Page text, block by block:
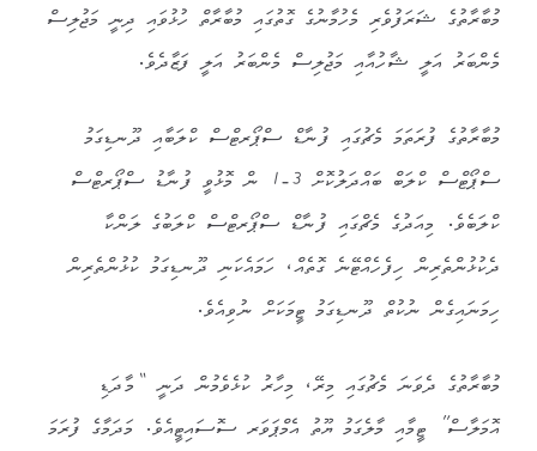
މުބާރާތުގެ ޝަރަފުވެރި މެހުމާނުގެ ގޮތުގައި މުބާރާތް ހުޅުވައި ދިނީ މަޖުލިސް
މެންބަރު އަލީ ޝާހުއާއި މަޖުލިސް މެންބަރު އަލީ ފަޒާދެވެ.
މުބާރާތުގެ ފުރަތަމަ މެޗުގައި ފުނާޑް ސްޕޯރޓްސް ކްލަބާއި ދޫނޑިގަމު
ސްޕޯޓްސް ކްލަބް ބައްދަލުކޮށް 3-1 ން މޮޅުވީ ފުނާޑު ސްޕޯރޓްސް
ކްލަބެވެ. މިއަދުގެ މެޗްގައި ފުނާޑް ސްޕޯރޓްސް ކްލަބުގެ ލަންކާ
ދެކުޅުންތެރިން ހިފެހެއްޓޭނެ ގޮތެއް، ހަމައެކަނި ދޫނޑިގަމު ކުޅުންތެރިން
ހިމަނައިގެން ނުކުތް ދޫނޑިގަމު ޓީމަކަށް ނުވިއެވެ.
މުބާރާތުގެ ދެވަނަ މެޗުގައި މިރޭ، މިހާރު ކުޅެވެމުން ދަނީ “މާދަޑި
އޮމަލާސް” ޓީމާއި މާލެގަމު ޔޫތު އެމްޕަވަރ ސޮސައިޓީއެވެ. މަދަމާގެ ފުރަމަ